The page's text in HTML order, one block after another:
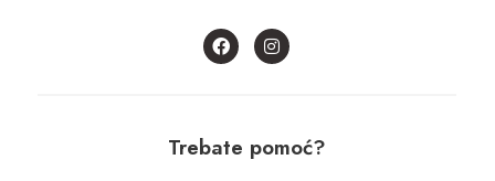
Trebate pomoć?